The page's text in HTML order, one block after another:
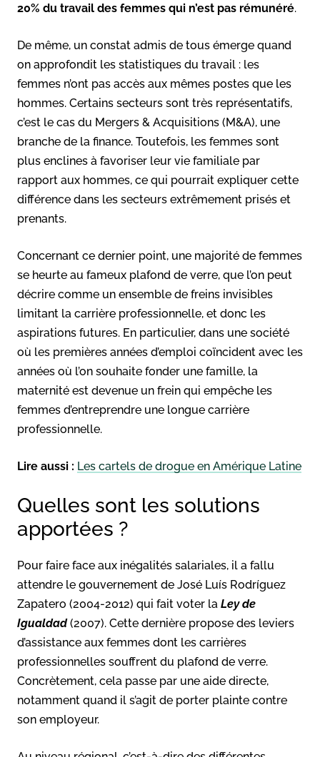
20% du travail des femmes qui n’est pas rémunéré.
De même, un constat admis de tous émerge quand
on approfondit les statistiques du travail : les
femmes n’ont pas accès aux mêmes postes que les
hommes. Certains secteurs sont très représentatifs,
c’est le cas du Mergers & Acquisitions (M&A), une
branche de la finance. Toutefois, les femmes sont
plus enclines à favoriser leur vie familiale par
rapport aux hommes, ce qui pourrait expliquer cette
différence dans les secteurs extrêmement prisés et
prenants.
Concernant ce dernier point, une majorité de femmes
se heurte au fameux plafond de verre, que l’on peut
décrire comme un ensemble de freins invisibles
limitant la carrière professionnelle, et donc les
aspirations futures. En particulier, dans une société
où les premières années d’emploi coïncident avec les
années où l’on souhaite fonder une famille, la
maternité est devenue un frein qui empêche les
femmes d’entreprendre une longue carrière
professionnelle.
Lire aussi : Les cartels de drogue en Amérique Latine
Quelles sont les solutions
apportées ?
Pour faire face aux inégalités salariales, il a fallu
attendre le gouvernement de José Luís Rodríguez
Zapatero (2004-2012) qui fait voter la Ley de
Igualdad(2007). Cette dernière propose des leviers
d’assistance aux femmes dont les carrières
professionnelles souffrent du plafond de verre.
Concrètement, cela passe par une aide directe,
notamment quand il s’agit de porter plainte contre
son employeur.